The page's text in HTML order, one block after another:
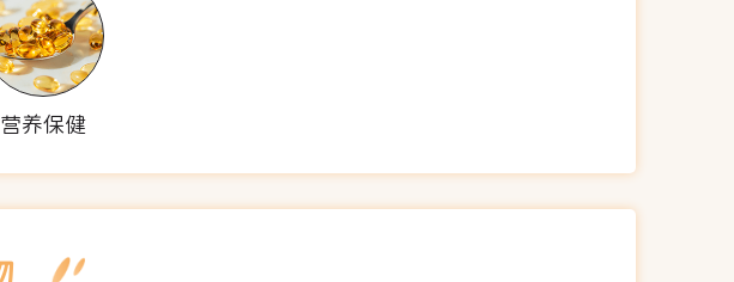
营养保健